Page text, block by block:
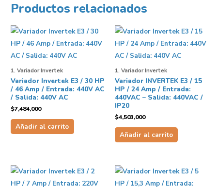
Productos relacionados
1. Variador Invertek
Variador Invertek E3 / 30 HP
/ 46 Amp / Entrada: 440V AC
/ Salida: 440V AC
$7,484,000
Añadir al carrito
1. Variador Invertek
Variador INVERTEK E3 / 15
HP / 24 Amp / Entrada:
440VAC – Salida: 440VAC /
IP20
$4,503,000
Añadir al carrito